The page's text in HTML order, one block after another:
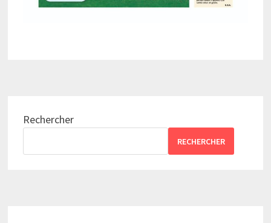
Rechercher
RECHERCHER